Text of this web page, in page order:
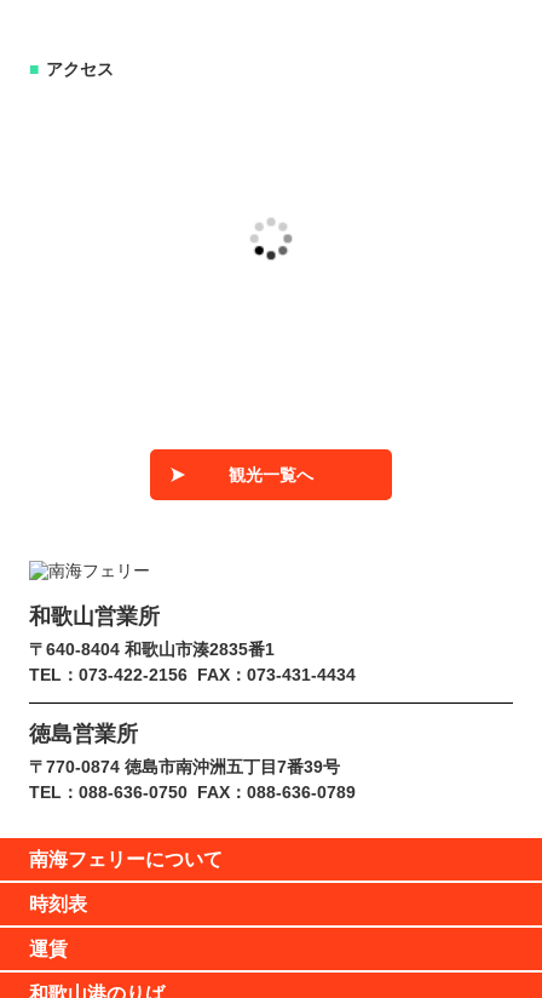
アクセス
観光一覧へ
和歌山営業所
〒640-8404 和歌山市湊2835番1
TEL：073-422-2156 FAX：073-431-4434
徳島営業所
〒770-0874 徳島市南沖洲五丁目7番39号
TEL：088-636-0750 FAX：088-636-0789
南海フェリーについて
時刻表
運賃
和歌山港のりば